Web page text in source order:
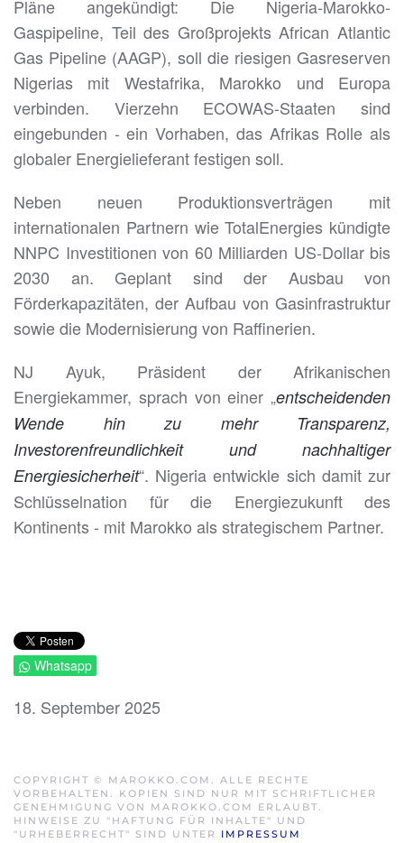
Pläne angekündigt: Die Nigeria-Marokko-
Gaspipeline, Teil des Großprojekts African Atlantic
Gas Pipeline (AAGP), soll die riesigen Gasreserven
Nigerias mit Westafrika, Marokko und Europa
verbinden. Vierzehn ECOWAS-Staaten sind
eingebunden - ein Vorhaben, das Afrikas Rolle als
globaler Energielieferant festigen soll.
Neben neuen Produktionsverträgen mit
internationalen Partnern wie TotalEnergies kündigte
NNPC Investitionen von 60 Milliarden US-Dollar bis
2030 an. Geplant sind der Ausbau von
Förderkapazitäten, der Aufbau von Gasinfrastruktur
sowie die Modernisierung von Raffinerien.
NJ Ayuk, Präsident der Afrikanischen
Energiekammer, sprach von einer „entscheidenden
Wende hin zu mehr Transparenz,
Investorenfreundlichkeit und nachhaltiger
Energiesicherheit“. Nigeria entwickle sich damit zur
Schlüsselnation für die Energiezukunft des
Kontinents - mit Marokko als strategischem Partner.
Whatsapp
18. September 2025
COPYRIGHT © MAROKKO.COM. ALLE RECHTE
VORBEHALTEN. KOPIEN SIND NUR MIT SCHRIFTLICHER
GENEHMIGUNG VON MAROKKO.COM ERLAUBT.
HINWEISE ZU "HAFTUNG FÜR INHALTE" UND
"URHEBERRECHT" SIND UNTER IMPRESSUM